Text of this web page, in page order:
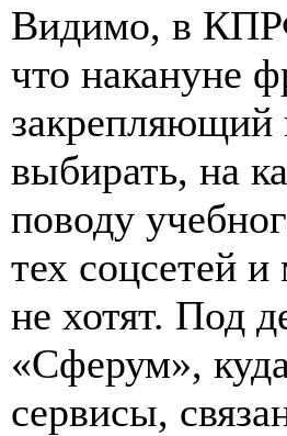
Видимо, в
что накануне
закрепляющий
выбирать, на
поводу
тех соцсетей
не хотят. Под
«Сферум»,
сервисы,